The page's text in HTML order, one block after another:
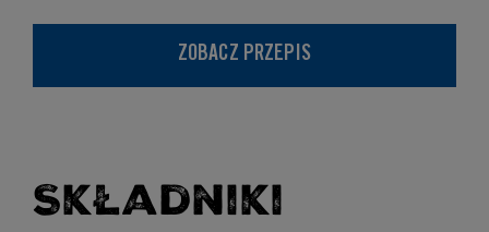
ZOBACZ PRZEPIS
Składniki